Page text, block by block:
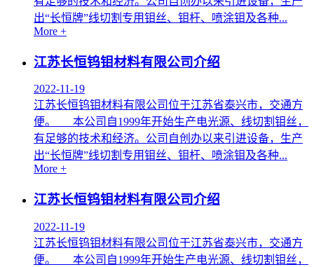
出“长恒牌”线切割专用钼丝、钼杆、喷涂钼及各种...
More +
江苏长恒钨钼材料有限公司介绍
2022-11-19
江苏长恒钨钼材料有限公司位于江苏省泰兴市，交通方
便。 本公司自1999年开始生产电光源、线切割钼丝，
有足够的技术和经济。公司自创办以来引进设备，生产
出“长恒牌”线切割专用钼丝、钼杆、喷涂钼及各种...
More +
江苏长恒钨钼材料有限公司介绍
2022-11-19
江苏长恒钨钼材料有限公司位于江苏省泰兴市，交通方
便。 本公司自1999年开始生产电光源、线切割钼丝，